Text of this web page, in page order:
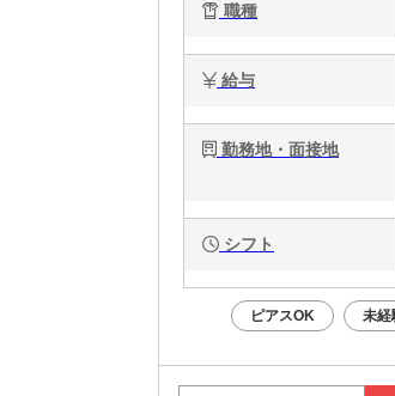
職種
給与
勤務地・面接地
シフト
ピアスOK 未経